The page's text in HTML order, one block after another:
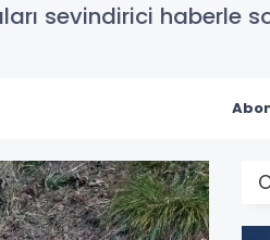
sevindirici haberle